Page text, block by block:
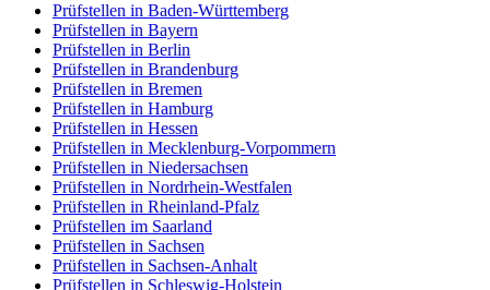
Prüfstellen in Baden-Württemberg
Prüfstellen in Bayern
Prüfstellen in Berlin
Prüfstellen in Brandenburg
Prüfstellen in Bremen
Prüfstellen in Hamburg
Prüfstellen in Hessen
Prüfstellen in Mecklenburg-Vorpommern
Prüfstellen in Niedersachsen
Prüfstellen in Nordrhein-Westfalen
Prüfstellen in Rheinland-Pfalz
Prüfstellen im Saarland
Prüfstellen in Sachsen
Prüfstellen in Sachsen-Anhalt
Prüfstellen in Schleswig-Holstein